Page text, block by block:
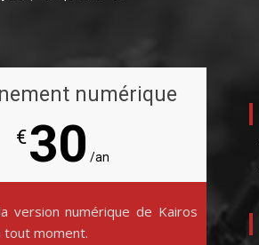
numérique
€30 /an
version numérique de Kairos
moment.